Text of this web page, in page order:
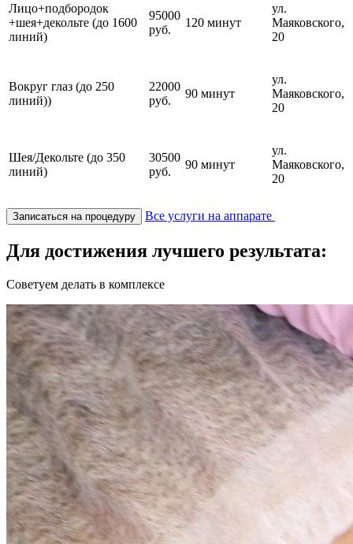
Лицо+подбородок
+шея+декольте (до 1600
линий)
95000
руб.
120 минут
ул.
Маяковского,
20
Вокруг глаз (до 250
линий))
22000
руб.
90 минут
ул.
Маяковского,
20
Шея/Декольте (до 350
линий)
30500
руб.
90 минут
ул.
Маяковского,
20
Записаться на процедуру Все услуги на аппарате
Для достижения лучшего результата:
Советуем делать в комплексе